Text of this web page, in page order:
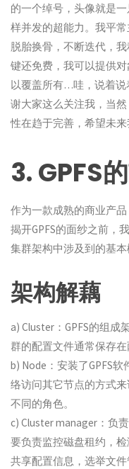
的一个绰号，头像就是
样并发的超能力。我平
脱胎换骨，不断迭代，
键还免费，我可以提供
以覆盖所有…哇，说着
谢大家这么关注我，当
性在趋于完善，希望未来
3. GPFS
作为一款成熟的商业产
揭开GPFS的面纱之前，
集群架构中涉及到的基本
架构解藕
a) Cluster：GPFS的组成
群的配置文件通常保存在
b) Node：安装了GPFS
络访问其它节点的方式
不同的角色。
c) Cluster manager：负
要负责监控磁盘租约，
共享配置信息，选举文件